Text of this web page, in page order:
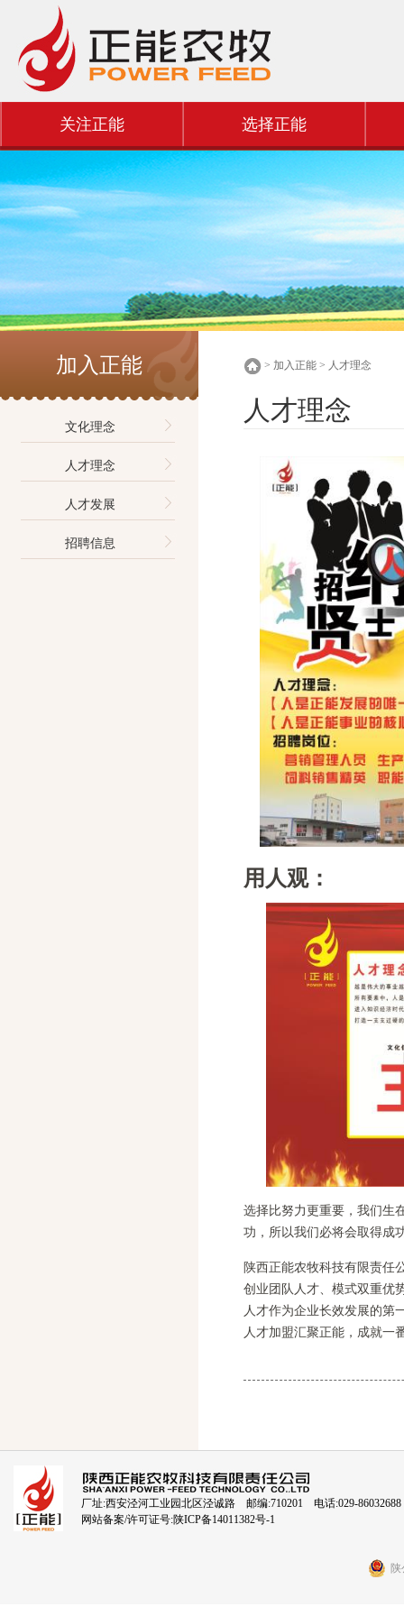
关注正能 选择正能
加入正能
文化理念
人才理念
人才发展
招聘信息
> 加入正能 > 人才理念
人才理念
用人观：
选择比努力更重要，我们生
功，所以我们必将会取得成
陕西正能农牧科技有限责任
创业团队人才、模式双重优
人才作为企业长效发展的第
人才加盟汇聚正能，成就一
厂址:西安泾河工业园北区泾诚路 邮编:710201 电话:029-86032688
网站备案/许可证号:陕ICP备14011382号-1